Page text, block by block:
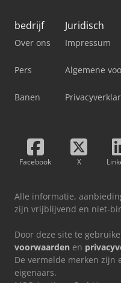
bedrijf
Over ons
Pers
Banen
Juridisch
Impressum
Algemene
Facebook X
Alle informatie,
zijn vrijblijvend en niet-
Door deze site te
voorwaarden en
De vermelde merken zijn
eigenaars.